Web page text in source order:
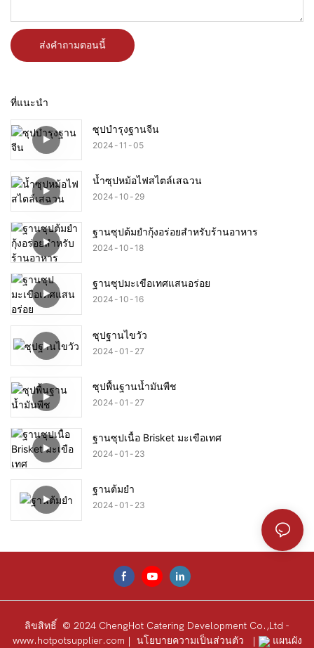
ส่งคำถามตอนนี้
ที่แนะนำ
ซุปบำรุงฐานจีน
2024 11 05
น้ำซุปหม้อไฟสไตล์เสฉวน
2024 10 29
ฐานซุปต้มยำกุ้งอร่อยสำหรับร้านอาหาร
2024 10 18
ฐานซุปมะเขือเทศแสนอร่อย
2024 10 16
ซุปฐานไขวัว
2024 01 27
ซุปพื้นฐานน้ำมันพืช
2024 01 27
ฐานซุปเนื้อ Brisket มะเขือเทศ
2024 01 23
ฐานต้มยำ
2024 01 23
ลิขสิทธิ์ © 2024 ChengHot Catering Development Co.,Ltd -
www.hotpotsupplier.com | นโยบายความเป็นส่วนตัว | แผนผัง